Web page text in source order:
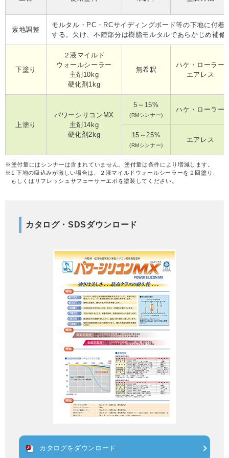
素地調整
モルタル・PC・RCサイディングボード等の下地に付
する。欠け、不陸部分は樹脂モルタルであらかじめ補修
下塗り
２液マイルド
ウォールシーラー
主剤10kg
硬化剤1kg
無希釈
ハケ・ローラー
エアレス
上塗り
パワーシリコンMX
主剤14kg
硬化剤2kg
5～15%
(RMシンナー)
ハケ・ローラー
15～25%
(RMシンナー)
エアレス
※塗付量にはシンナーは含まれていません。塗付量は条件により増減します。
※1 下地の吸込みが激しい場合は、２液マイルドウォールシーラーを２回塗り、
もしくはリフレッシュサフェーサーエポを塗装してください。
カタログ・SDSダウンロード
カタログをダウンロード